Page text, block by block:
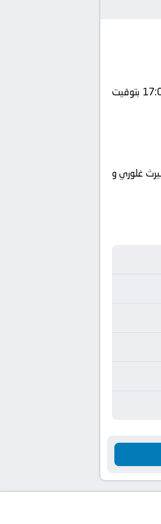
يلتقى اليوم 31-07-2025 كلا من نادى بيرث غلوري و نادي ميلان فى بطولة دولي, المباريات الوديّة الدوليّة فى تمام الساعه 17:00:00 بتوقيت
غلوري و